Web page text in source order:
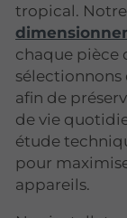
tropical.
chaque pièce
sélectionnons
afin de
de vie
étude
pour
appareils.